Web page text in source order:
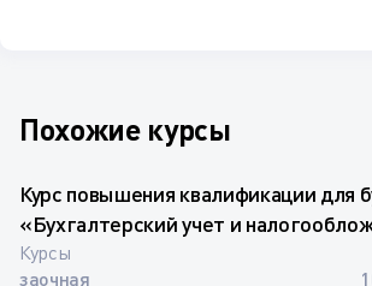
Похожие курсы
Курс повышения квалификации для
«Бухгалтерский учет и
Курсы
заочная